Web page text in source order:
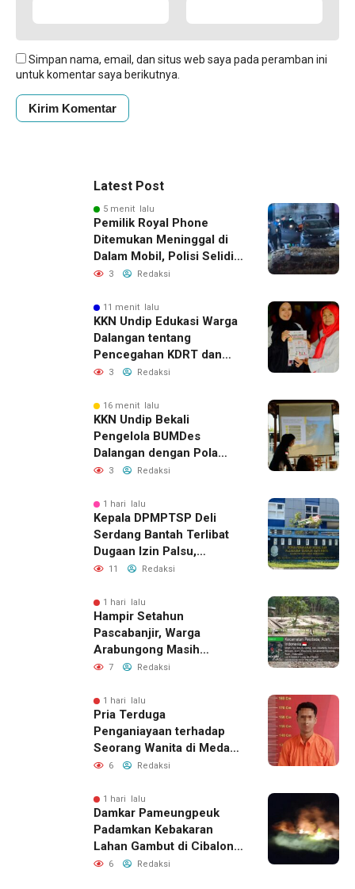
Simpan nama, email, dan situs web saya pada peramban ini
untuk komentar saya berikutnya.
Latest Post
5 menit lalu
Pemilik Royal Phone
Ditemukan Meninggal di
Dalam Mobil, Polisi Selidiki
Dugaan Keterkaitan
3 Redaksi
11 menit lalu
KKN Undip Edukasi Warga
Dalangan tentang
Pencegahan KDRT dan
Komunikasi Keluarga
3 Redaksi
16 menit lalu
KKN Undip Bekali
Pengelola BUMDes
Dalangan dengan Pola
Pikir Inovatif
3 Redaksi
1 hari lalu
Kepala DPMPTSP Deli
Serdang Bantah Terlibat
Dugaan Izin Palsu,
Tegaskan Proses
Jalur Resmi
11 Redaksi
1 hari lalu
Hampir Setahun
Pascabanjir, Warga
Arabungong Masih
Menunggu Bantuan
7 Redaksi
1 hari lalu
Pria Terduga
Penganiayaan terhadap
Seorang Wanita di Medan
Ditangkap Polisi
6 Redaksi
1 hari lalu
Damkar Pameungpeuk
Padamkan Kebakaran
Lahan Gambut di Cibalong,
Permukiman Warga
6 Redaksi